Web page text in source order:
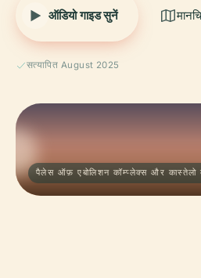
ऑडियो गाइड सुनें
सत्यापित August 2025
पैलेस ऑफ़ एबोलिशन कॉम्प्लेक्स और कास्तेलो